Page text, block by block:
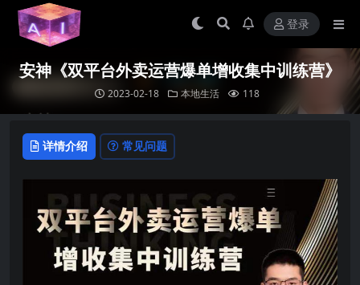
登录
安神《双平台外卖运营爆单增收集中训练营》
2023-02-18 本地生活 118
详情介绍 常见问题